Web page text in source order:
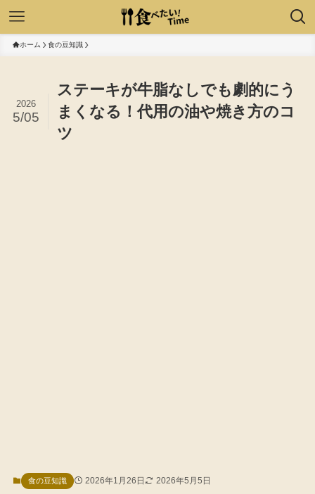
ホーム 食の豆知識
ステーキが牛脂なしでも劇的にう
まくなる！代用の油や焼き方のコ
ツ
2026
5/05
食の豆知識 2026年1月26日 2026年5月5日